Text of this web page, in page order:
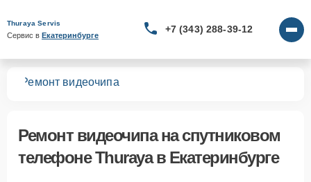
Thuraya Servis
Сервис в Екатеринбурге
+7 (343) 288-39-12
Ремонт видеочипа
Ремонт видеочипана спутниковом
телефоне Thuraya в Екатеринбурге